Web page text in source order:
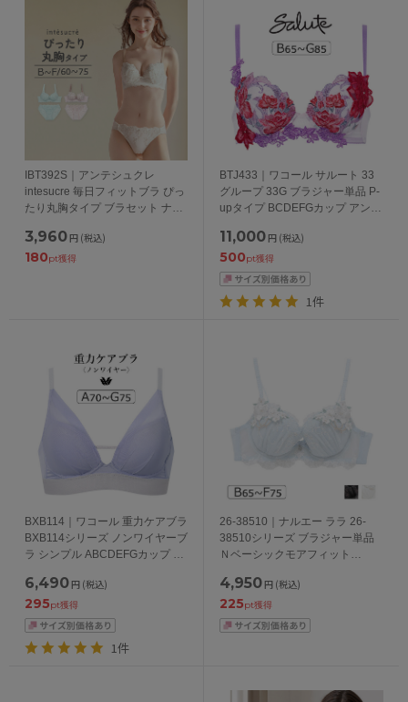
IBT392S｜アンテシュクレ
intesucre 毎日フィットブラ ぴっ
たり丸胸タイプ ブラセット ナチ
プ アンダー60/65/70/75cm
3,960 円 (税込)
180pt獲得
BTJ433｜ワコール サルート 33
グループ 33G ブラジャー単品 P-
upタイプ BCDEFGカップ アンダ
11,000 円 (税込)
500pt獲得
1件
BXB114｜ワコール 重力ケアブラ
BXB114シリーズ ノンワイヤーブ
ラ シンプル ABCDEFGカップ ア
6,490 円 (税込)
295pt獲得
1件
26-38510｜ナルエー ララ 26-
38510シリーズ ブラジャー単品
Ｎベーシックモアフィット
65/70/75cm
4,950 円 (税込)
225pt獲得